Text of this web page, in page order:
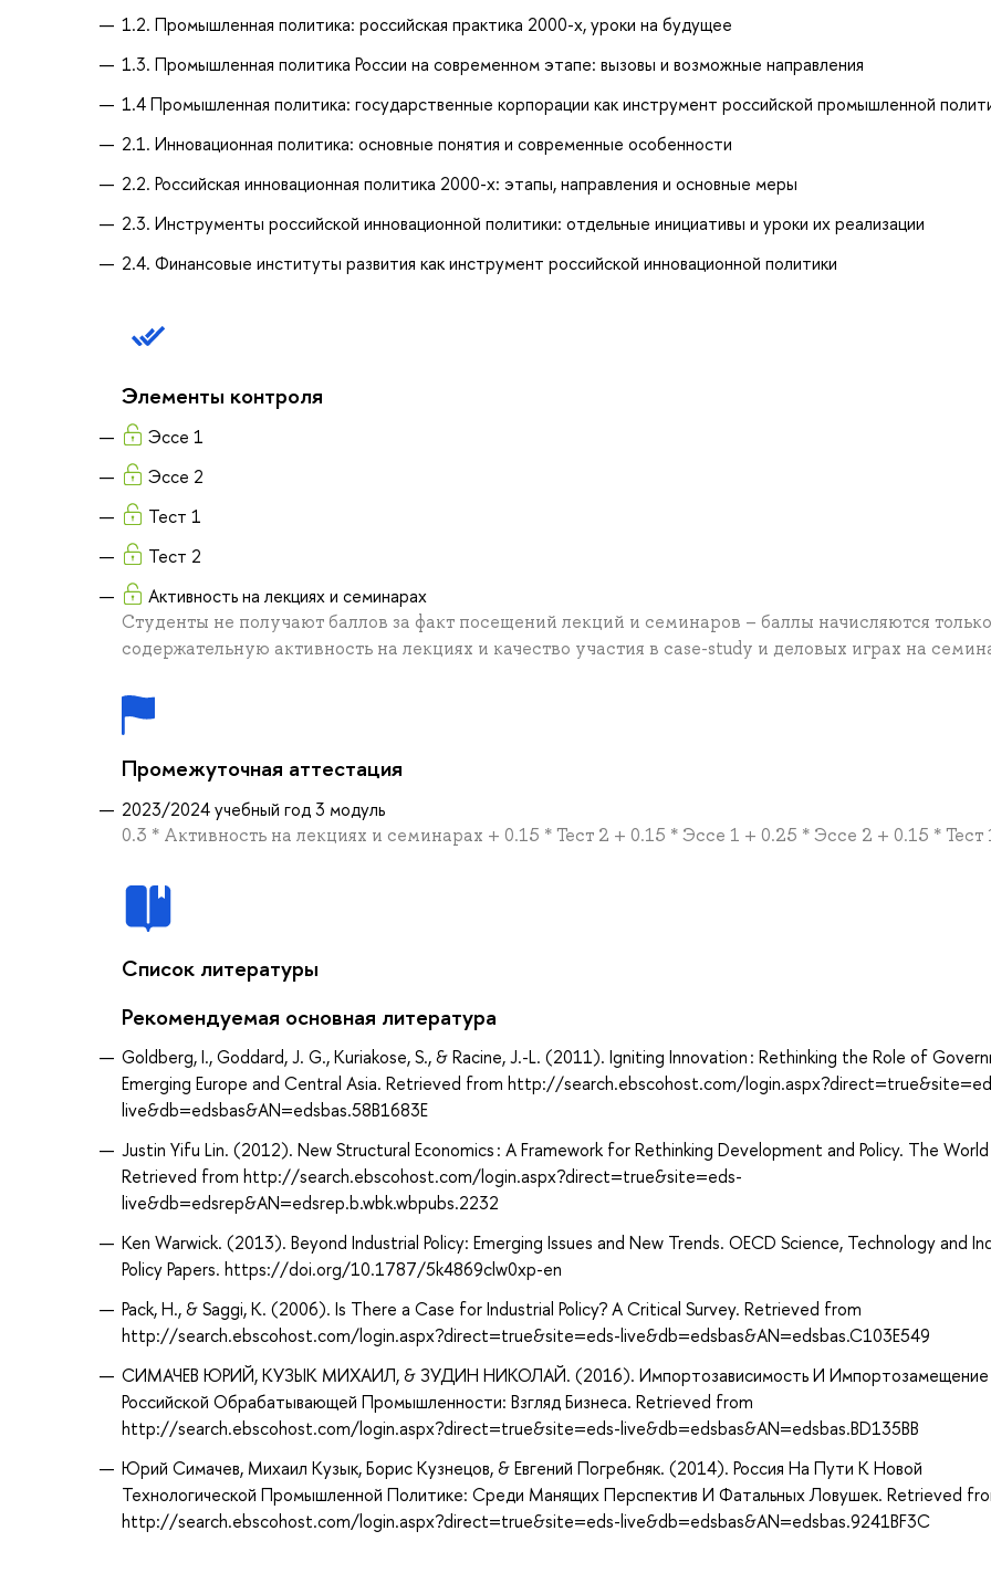
1.2. Промышленная политика: российская практика 2000-х, уроки на будущее
1.3. Промышленная политика России на современном этапе: вызовы и возможные направления
1.4 Промышленная политика: государственные корпорации как инструмент российской промышленной
2.1. Инновационная политика: основные понятия и современные особенности
2.2. Российская инновационная политика 2000-х: этапы, направления и основные меры
2.3. Инструменты российской инновационной политики: отдельные инициативы и уроки их реализации
2.4. Финансовые институты развития как инструмент российской инновационной политики
Элементы контроля
Эссе 1
Эссе 2
Тест 1
Тест 2
Активность на лекциях и семинарах
Студенты не получают баллов за факт посещений лекций и семинаров – баллы начисляются
содержательную активность на лекциях и качество участия в case-study и деловых играх на
Промежуточная аттестация
2023/2024 учебный год 3 модуль
0.3 * Активность на лекциях и семинарах + 0.15 * Тест 2 + 0.15 * Эссе 1 + 0.25 * Эссе 2 + 0.15 * Тест
Список литературы
Рекомендуемая основная литература
Goldberg, I., Goddard, J. G., Kuriakose, S., & Racine, J.-L. (2011). Igniting Innovation : Rethinking the Role of
Emerging Europe and Central Asia. Retrieved from http://search.ebscohost.com/
live&db=edsbas&AN=edsbas.58B1683E
Justin Yifu Lin. (2012). New Structural Economics : A Framework for Rethinking Development and Policy. The World
Retrieved from http://search.ebscohost.com/login.aspx?direct=true&site=eds-
live&db=edsrep&AN=edsrep.b.wbk.wbpubs.2232
Ken Warwick. (2013). Beyond Industrial Policy: Emerging Issues and New Trends. OECD Science, Technology and
Policy Papers. https://doi.org/10.1787/5k4869clw0xp-en
Pack, H., & Saggi, K. (2006). Is There a Case for Industrial Policy? A Critical Survey. Retrieved from
http://search.ebscohost.com/login.aspx?direct=true&site=eds-live&db=edsbas&AN=edsbas.C103E549
СИМАЧЕВ ЮРИЙ, КУЗЫК МИХАИЛ, & ЗУДИН НИКОЛАЙ. (2016). Импортозависимость И Импортозамещение
Российской Обрабатывающей Промышленности: Взгляд Бизнеса. Retrieved from
http://search.ebscohost.com/login.aspx?direct=true&site=eds-live&db=edsbas&AN=edsbas.BD135BB
Юрий Симачев, Михаил Кузык, Борис Кузнецов, & Евгений Погребняк. (2014). Россия На Пути К Новой
Технологической Промышленной Политике: Среди Манящих Перспектив И Фатальных Ловушек. Retrieved
http://search.ebscohost.com/login.aspx?direct=true&site=eds-live&db=edsbas&AN=edsbas.9241BF3C